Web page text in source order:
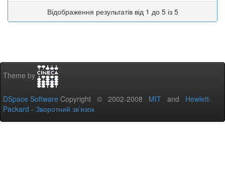
Відображення результатів від 1 до 5 із 5
Theme by
DSpace Software Copyright © 2002-2008 MIT and Hewlett-
Packard - Зворотний зв’язок